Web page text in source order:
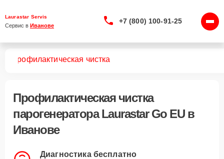
Laurastar Servis
Сервис в Иванове
+7 (800) 100-91-25
Профилактическая чистка
Профилактическая чистка
парогенератора Laurastar Go EU в
Иванове
Диагностика бесплатно